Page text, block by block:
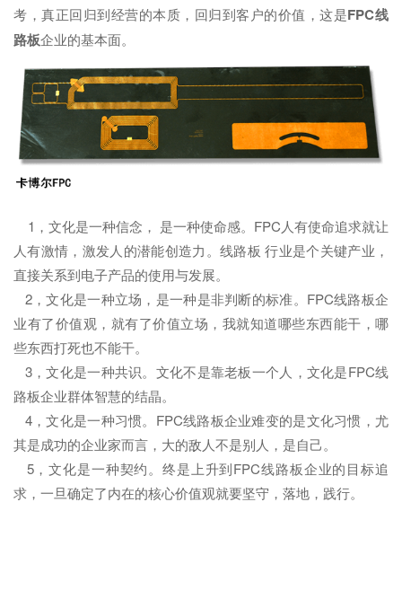
考，真正回归到经营的本质，回归到客户的价值，这是FPC线
路板企业的基本面。
1，文化是一种信念， 是一种使命感。FPC人有使命追求就让
人有激情，激发人的潜能创造力。线路板 行业是个关键产业，
直接关系到电子产品的使用与发展。
2，文化是一种立场，是一种是非判断的标准。FPC线路板企
业有了价值观，就有了价值立场，我就知道哪些东西能干，哪
些东西打死也不能干。
3，文化是一种共识。文化不是靠老板一个人，文化是FPC线
路板企业群体智慧的结晶。
4，文化是一种习惯。FPC线路板企业难变的是文化习惯，尤
其是成功的企业家而言，大的敌人不是别人，是自己。
5，文化是一种契约。终是上升到FPC线路板企业的目标追
求，一旦确定了内在的核心价值观就要坚守，落地，践行。